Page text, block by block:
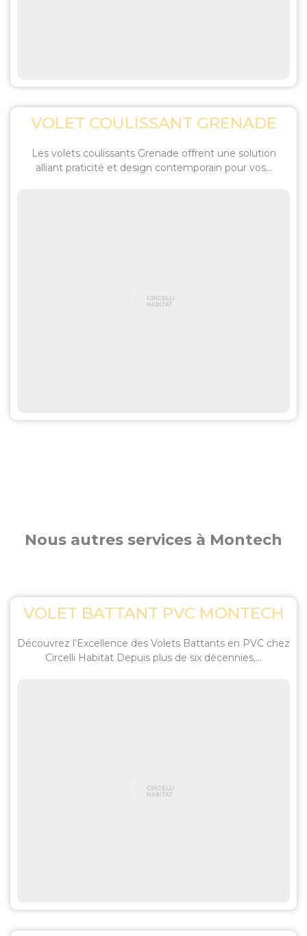
VOLET COULISSANT GRENADE
Les volets coulissants Grenade offrent une solution
alliant praticité et design contemporain pour vos...
Nous autres services à Montech
VOLET BATTANT PVC MONTECH
Découvrez l'Excellence des Volets Battants en PVC chez
Circelli Habitat Depuis plus de six décennies,...